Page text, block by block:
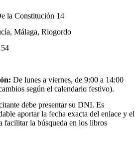
la Constitución 14
Málaga, Riogordo
De lunes a viernes, de 9:00 a 14:00
según el calendario festivo).
debe presentar su DNI. Es
aportar la fecha exacta del enlace y el
facilitar la búsqueda en los libros